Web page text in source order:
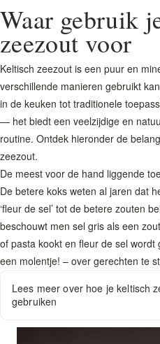
Waar gebruik
zeezout voor
Keltisch zeezout is een puur en
verschillende manieren gebruikt
in de keuken tot traditionele
— het biedt een veelzijdige en
routine. Ontdek hieronder de
zeezout.
De meest voor de hand liggende
De betere koks weten al jaren dat
‘fleur de sel’ tot de betere zouten
beschouwt men sel gris als een
of pasta kookt en fleur de sel
een molentje! – over gerechten te
Lees meer over hoe je keltisch
gebruiken